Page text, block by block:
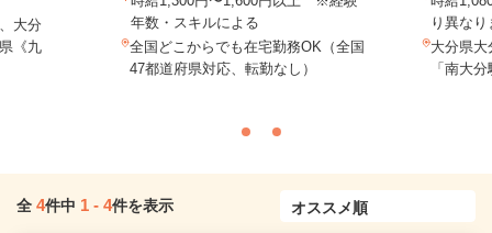
大分
《九
年数・スキルによる
全国どこからでも在宅勤務OK（全国
47都道府県対応、転勤なし）
り異な
大分県大
「南大
全 4件中 1 - 4件を表示